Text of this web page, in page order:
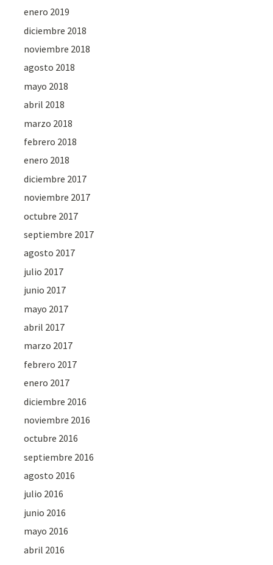
enero 2019
diciembre 2018
noviembre 2018
agosto 2018
mayo 2018
abril 2018
marzo 2018
febrero 2018
enero 2018
diciembre 2017
noviembre 2017
octubre 2017
septiembre 2017
agosto 2017
julio 2017
junio 2017
mayo 2017
abril 2017
marzo 2017
febrero 2017
enero 2017
diciembre 2016
noviembre 2016
octubre 2016
septiembre 2016
agosto 2016
julio 2016
junio 2016
mayo 2016
abril 2016